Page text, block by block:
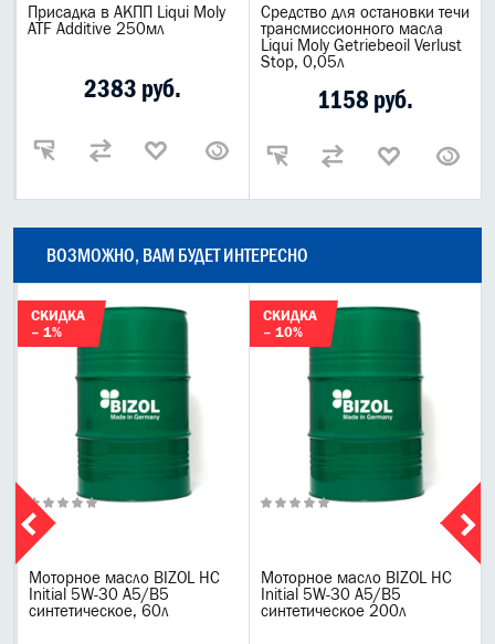
Присадка в АКПП Liqui Moly
ATF Additive 250мл
2383 руб.
Средство для остановки течи
трансмиссионного масла
Liqui Moly Getriebeoil Verlust
Stop, 0,05л
1158 руб.
ВОЗМОЖНО, ВАМ БУДЕТ ИНТЕРЕСНО
СКИДКА
– 1%
Моторное масло BIZOL НС
Initial 5W-30 A5/B5
синтетическое, 60л
СКИДКА
– 10%
Моторное масло BIZOL НС
Initial 5W-30 A5/B5
синтетическое 200л